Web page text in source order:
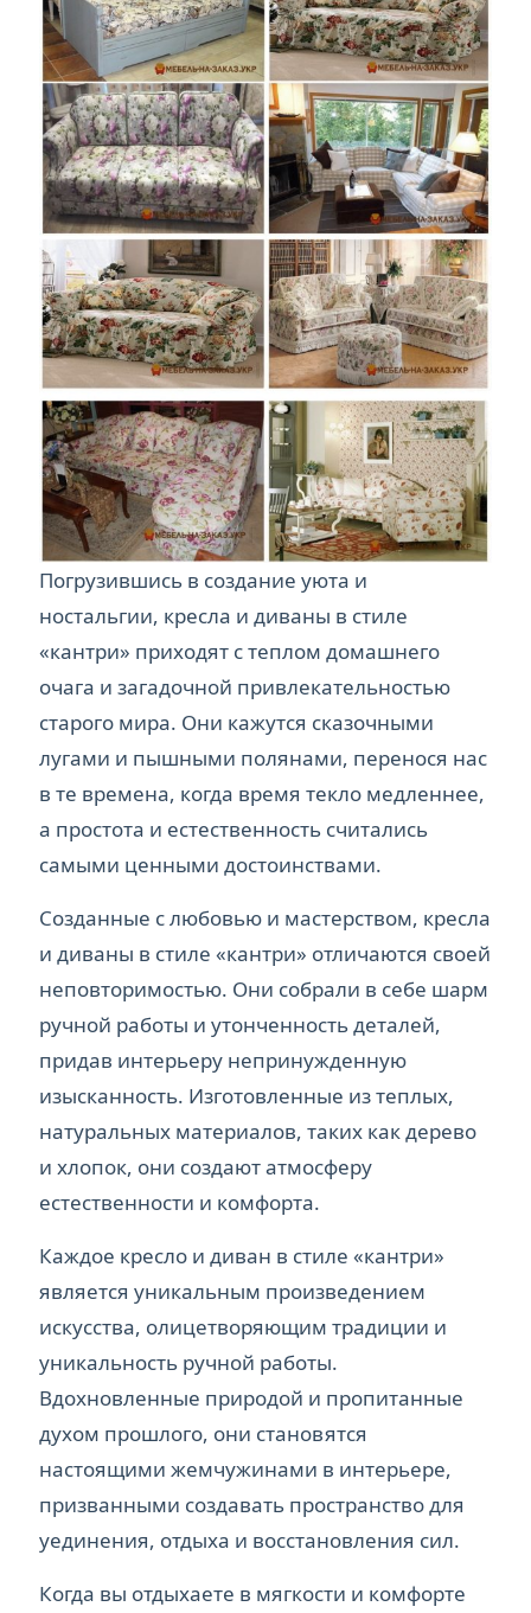
Погрузившись в создание уюта и
ностальгии, кресла и диваны в стиле
«кантри» приходят с теплом домашнего
очага и загадочной привлекательностью
старого мира. Они кажутся сказочными
лугами и пышными полянами, перенося нас
в те времена, когда время текло медленнее,
а простота и естественность считались
самыми ценными достоинствами.
Созданные с любовью и мастерством, кресла
и диваны в стиле «кантри» отличаются своей
неповторимостью. Они собрали в себе шарм
ручной работы и утонченность деталей,
придав интерьеру непринужденную
изысканность. Изготовленные из теплых,
натуральных материалов, таких как дерево
и хлопок, они создают атмосферу
естественности и комфорта.
Каждое кресло и диван в стиле «кантри»
является уникальным произведением
искусства, олицетворяющим традиции и
уникальность ручной работы.
Вдохновленные природой и пропитанные
духом прошлого, они становятся
настоящими жемчужинами в интерьере,
призванными создавать пространство для
уединения, отдыха и восстановления сил.
Когда вы отдыхаете в мягкости и комфорте